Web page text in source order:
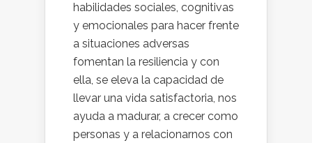
habilidades sociales, cognitivas
y emocionales para hacer frente
a situaciones adversas
fomentan la resiliencia y con
ella, se eleva la capacidad de
llevar una vida satisfactoria, nos
ayuda a madurar, a crecer como
personas y a relacionarnos con